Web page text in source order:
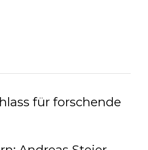
für forschende